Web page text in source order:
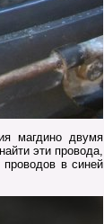
магдино двумя
эти провода,
в синей